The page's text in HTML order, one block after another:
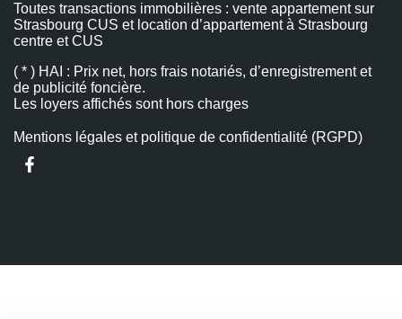
Toutes transactions immobilières : vente appartement sur
Strasbourg CUS et location d’appartement à Strasbourg
centre et CUS
( * ) HAI : Prix net, hors frais notariés, d’enregistrement et
de publicité foncière.
Les loyers affichés sont hors charges
Mentions légales et politique de confidentialité (RGPD)